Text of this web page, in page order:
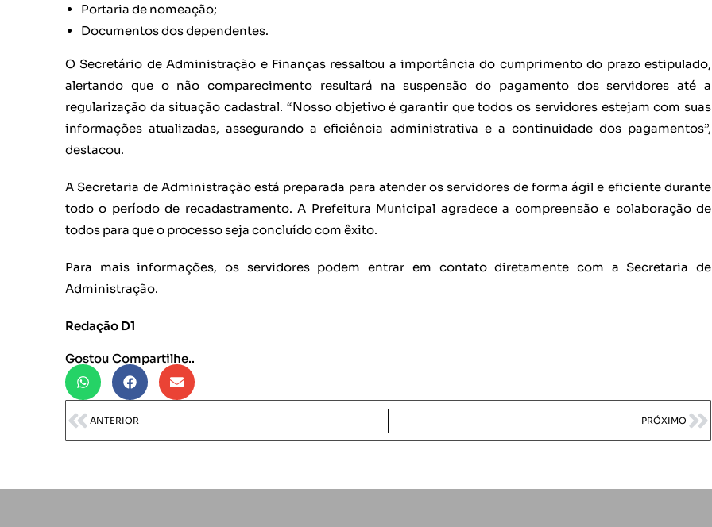
Portaria de nomeação;
Documentos dos dependentes.
O Secretário de Administração e Finanças ressaltou a importância do cumprimento do prazo estipulado,
alertando que o não comparecimento resultará na suspensão do pagamento dos servidores até a
regularização da situação cadastral. “Nosso objetivo é garantir que todos os servidores estejam com suas
informações atualizadas, assegurando a eficiência administrativa e a continuidade dos pagamentos”,
destacou.
A Secretaria de Administração está preparada para atender os servidores de forma ágil e eficiente durante
todo o período de recadastramento. A Prefeitura Municipal agradece a compreensão e colaboração de
todos para que o processo seja concluído com êxito.
Para mais informações, os servidores podem entrar em contato diretamente com a Secretaria de
Administração.
Redação D1
Gostou Compartilhe..
ANTERIOR PRÓXIMO